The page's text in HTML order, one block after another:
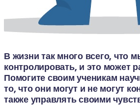
В жизни так много всего, что
контролировать, и это может
Помогите своим ученикам
то, что они могут и не могут
также управлять своими